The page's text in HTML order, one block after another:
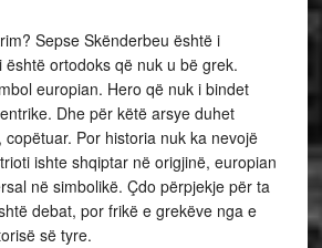
Sepse Skënderbeu është i
ortodoks që nuk u bë grek.
europian. Hero që nuk i bindet
Dhe për këtë arsye duhet
copëtuar. Por historia nuk ka nevojë
ishte shqiptar në origjinë, europian
në simbolikë. Çdo përpjekje për ta
debat, por frikë e grekëve nga e
së tyre.